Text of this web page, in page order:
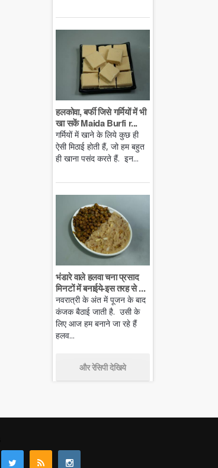
हलकोवा, बर्फी जिसे गर्मियों में भी
खा सकें Maida Burfi r...
गर्मियों में खाने के लिये कुछ ही
ऐसी मिठाई होती हैं, जो हम बहुत
ही खाना पसंद करते हैं. इन...
भंडारे वाले हलवा चना प्रसाद
मिनटों में बनाईये-इस तरह से ...
नवरात्री के अंत में पूजन के बाद
कंजक बैठाई जाती है. उसी के
लिए आज हम बनाने जा रहे हैं
हलव...
और रेसिपी देखिये